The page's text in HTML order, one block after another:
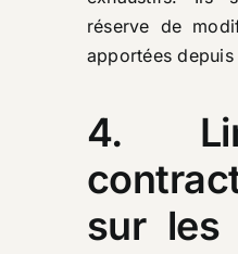
réserve de
apportées
4.
sur les